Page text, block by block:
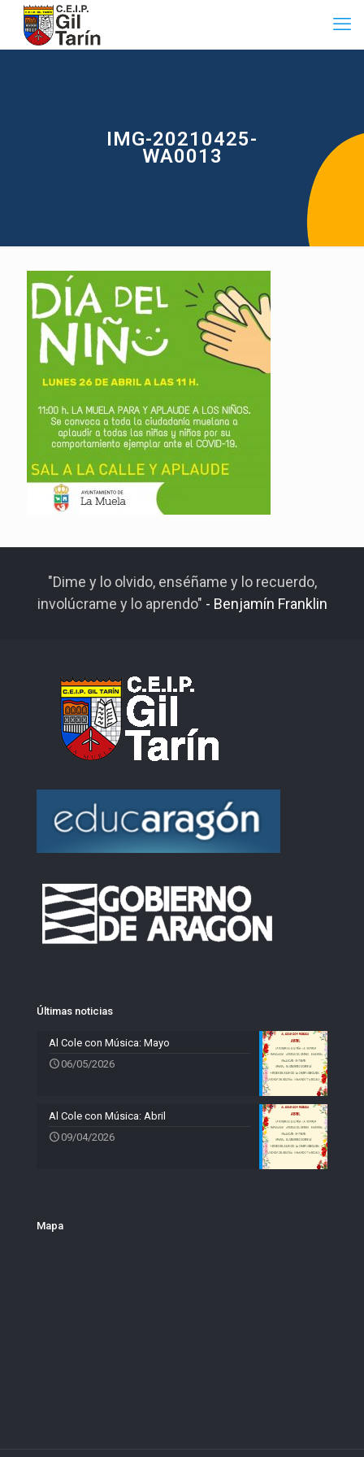
IMG-20210425-
WA0013
"Dime y lo olvido, enséñame y lo recuerdo,
involúcrame y lo aprendo" - Benjamín Franklin
Últimas noticias
Al Cole con Música: Mayo
06/05/2026
Al Cole con Música: Abril
09/04/2026
Mapa